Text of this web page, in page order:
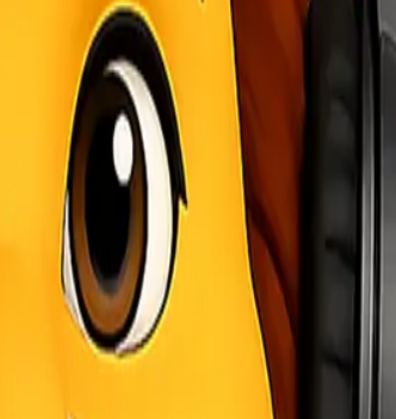
teman, atau rekan bisnis di berbagai
Jabodetabek. Dengan begitu, Anda tidak perlu